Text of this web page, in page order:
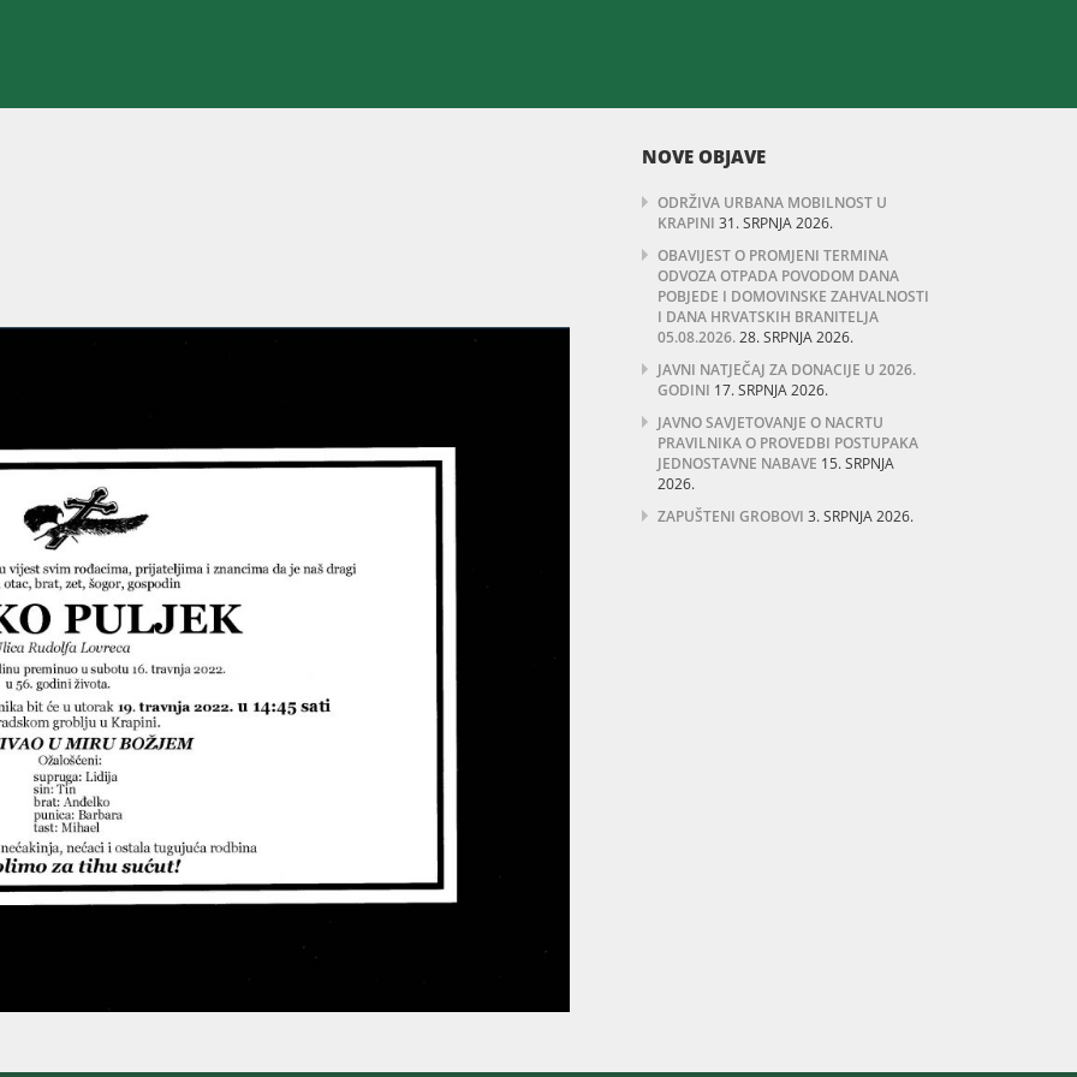
NOVE OBJAVE
ODRŽIVA URBANA MOBILNOST U
KRAPINI 31. SRPNJA 2026.
OBAVIJEST O PROMJENI TERMINA
ODVOZA OTPADA POVODOM DANA
POBJEDE I DOMOVINSKE ZAHVALNOSTI
I DANA HRVATSKIH BRANITELJA
05.08.2026.28. SRPNJA 2026.
JAVNI NATJEČAJ ZA DONACIJE U 2026.
GODINI 17. SRPNJA 2026.
JAVNO SAVJETOVANJE O NACRTU
PRAVILNIKA O PROVEDBI POSTUPAKA
JEDNOSTAVNE NABAVE 15. SRPNJA
2026.
ZAPUŠTENI GROBOVI 3. SRPNJA 2026.